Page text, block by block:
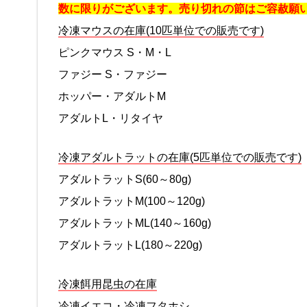
数に限りがございます。売り切れの節はご容赦願
冷凍マウスの在庫(10匹単位での販売です)
ピンクマウス S・M・L
ファジー S・ファジー
ホッパー・アダルトM
アダルトL・リタイヤ
冷凍アダルトラットの在庫(5匹単位での販売です)
アダルトラットS(60～80g)
アダルトラットM(100～120g)
アダルトラットML(140～160g)
アダルトラットL(180～220g)
冷凍餌用昆虫の在庫